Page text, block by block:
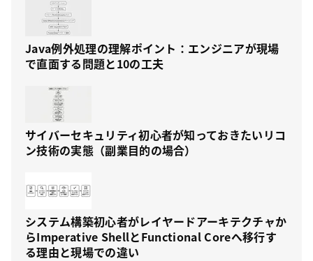
Java例外処理の理解ポイント：エンジニアが現場
で直面する問題と10の工夫
サイバーセキュリティ初心者が知っておきたいリコ
ン技術の実態（副業目的の場合）
システム構築初心者がレイヤードアーキテクチャか
らImperative ShellとFunctional Coreへ移行す
る理由と現場での違い